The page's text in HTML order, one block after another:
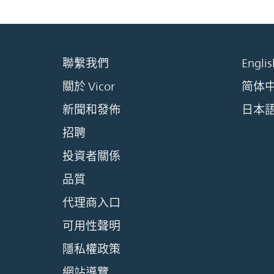
聯繫我們
關於 Vicor
新聞和發佈
招聘
投資者關係
品質
代理商入口
可用性聲明
隱私權政策
简体
日本